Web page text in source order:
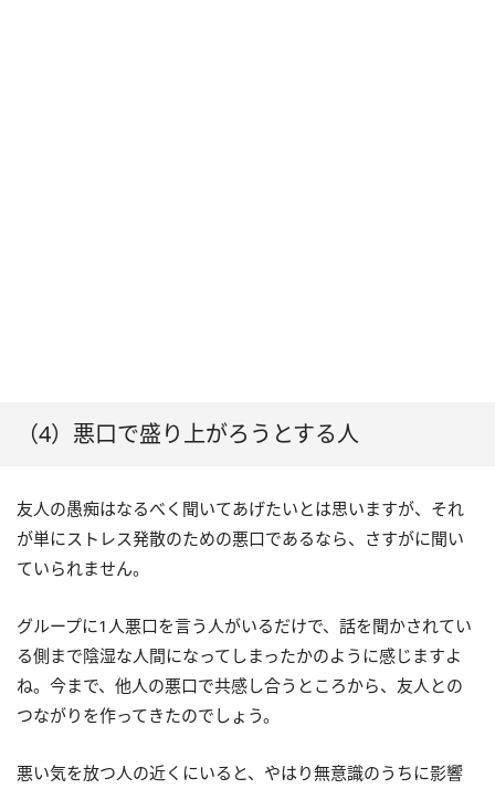
（4）悪口で盛り上がろうとする人
友人の愚痴はなるべく聞いてあげたいとは思いますが、それ
が単にストレス発散のための悪口であるなら、さすがに聞い
ていられません。
グループに1人悪口を言う人がいるだけで、話を聞かされてい
る側まで陰湿な人間になってしまったかのように感じますよ
ね。今まで、他人の悪口で共感し合うところから、友人との
つながりを作ってきたのでしょう。
悪い気を放つ人の近くにいると、やはり無意識のうちに影響